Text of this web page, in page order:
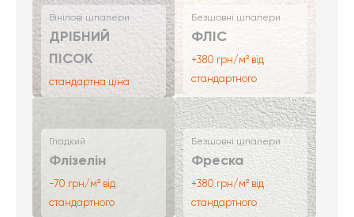
Вінілові шпалери
ДРІБНИЙ
ПІСОК
стандартна ціна
Безшовні шпалери
ФЛІС
+380 грн/м² від
стандартного
Гладкий
Флізелін
-70 грн/м² від
стандартного
Безшовні шпалери
Фреска
+380 грн/м² від
стандартного